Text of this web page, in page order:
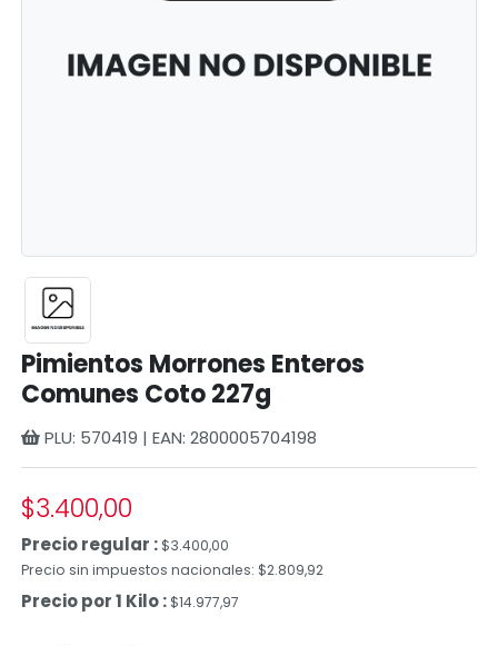
Pimientos Morrones Enteros
Comunes Coto 227g
PLU: 570419 | EAN: 2800005704198
$3.400,00
Precio regular :$3.400,00
Precio sin impuestos nacionales: $2.809,92
Precio por 1 Kilo : $14.977,97